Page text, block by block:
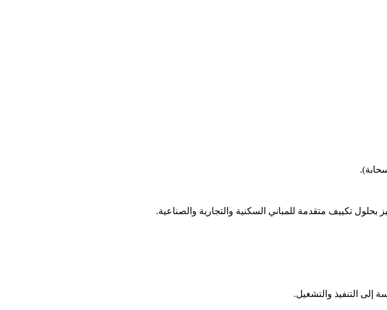
تكييف متقدمة للمباني السكنية والتجارية والصناعية.